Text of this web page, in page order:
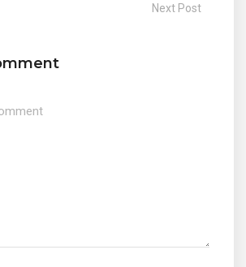
Next Post